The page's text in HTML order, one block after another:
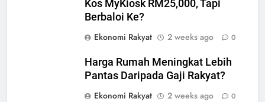
Kos MyKiosk RM25,000, Tapi
Berbaloi Ke?
Ekonomi Rakyat
2 weeks ago 0
Harga Rumah Meningkat Lebih
Pantas Daripada Gaji Rakyat?
Ekonomi Rakyat
2 weeks ago 0